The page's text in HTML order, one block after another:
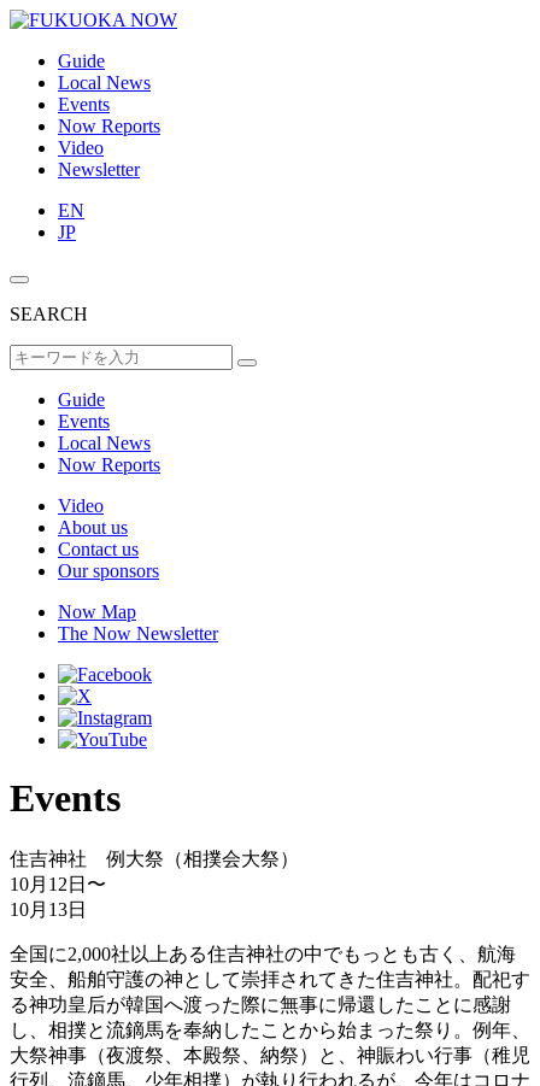
Guide
Local News
Events
Now Reports
Video
Newsletter
EN
JP
SEARCH
Guide
Events
Local News
Now Reports
Video
About us
Contact us
Our sponsors
Now Map
The Now Newsletter
Events
住吉神社 例大祭（相撲会大祭）
10月12日 〜
10月13日
全国に2,000社以上ある住吉神社の中でもっとも古く、航海
安全、船舶守護の神として崇拝されてきた住吉神社。配祀す
る神功皇后が韓国へ渡った際に無事に帰還したことに感謝
し、相撲と流鏑馬を奉納したことから始まった祭り。例年、
大祭神事（夜渡祭、本殿祭、納祭）と、神賑わい行事（稚児
行列、流鏑馬、少年相撲）が執り行われるが、今年はコロナ